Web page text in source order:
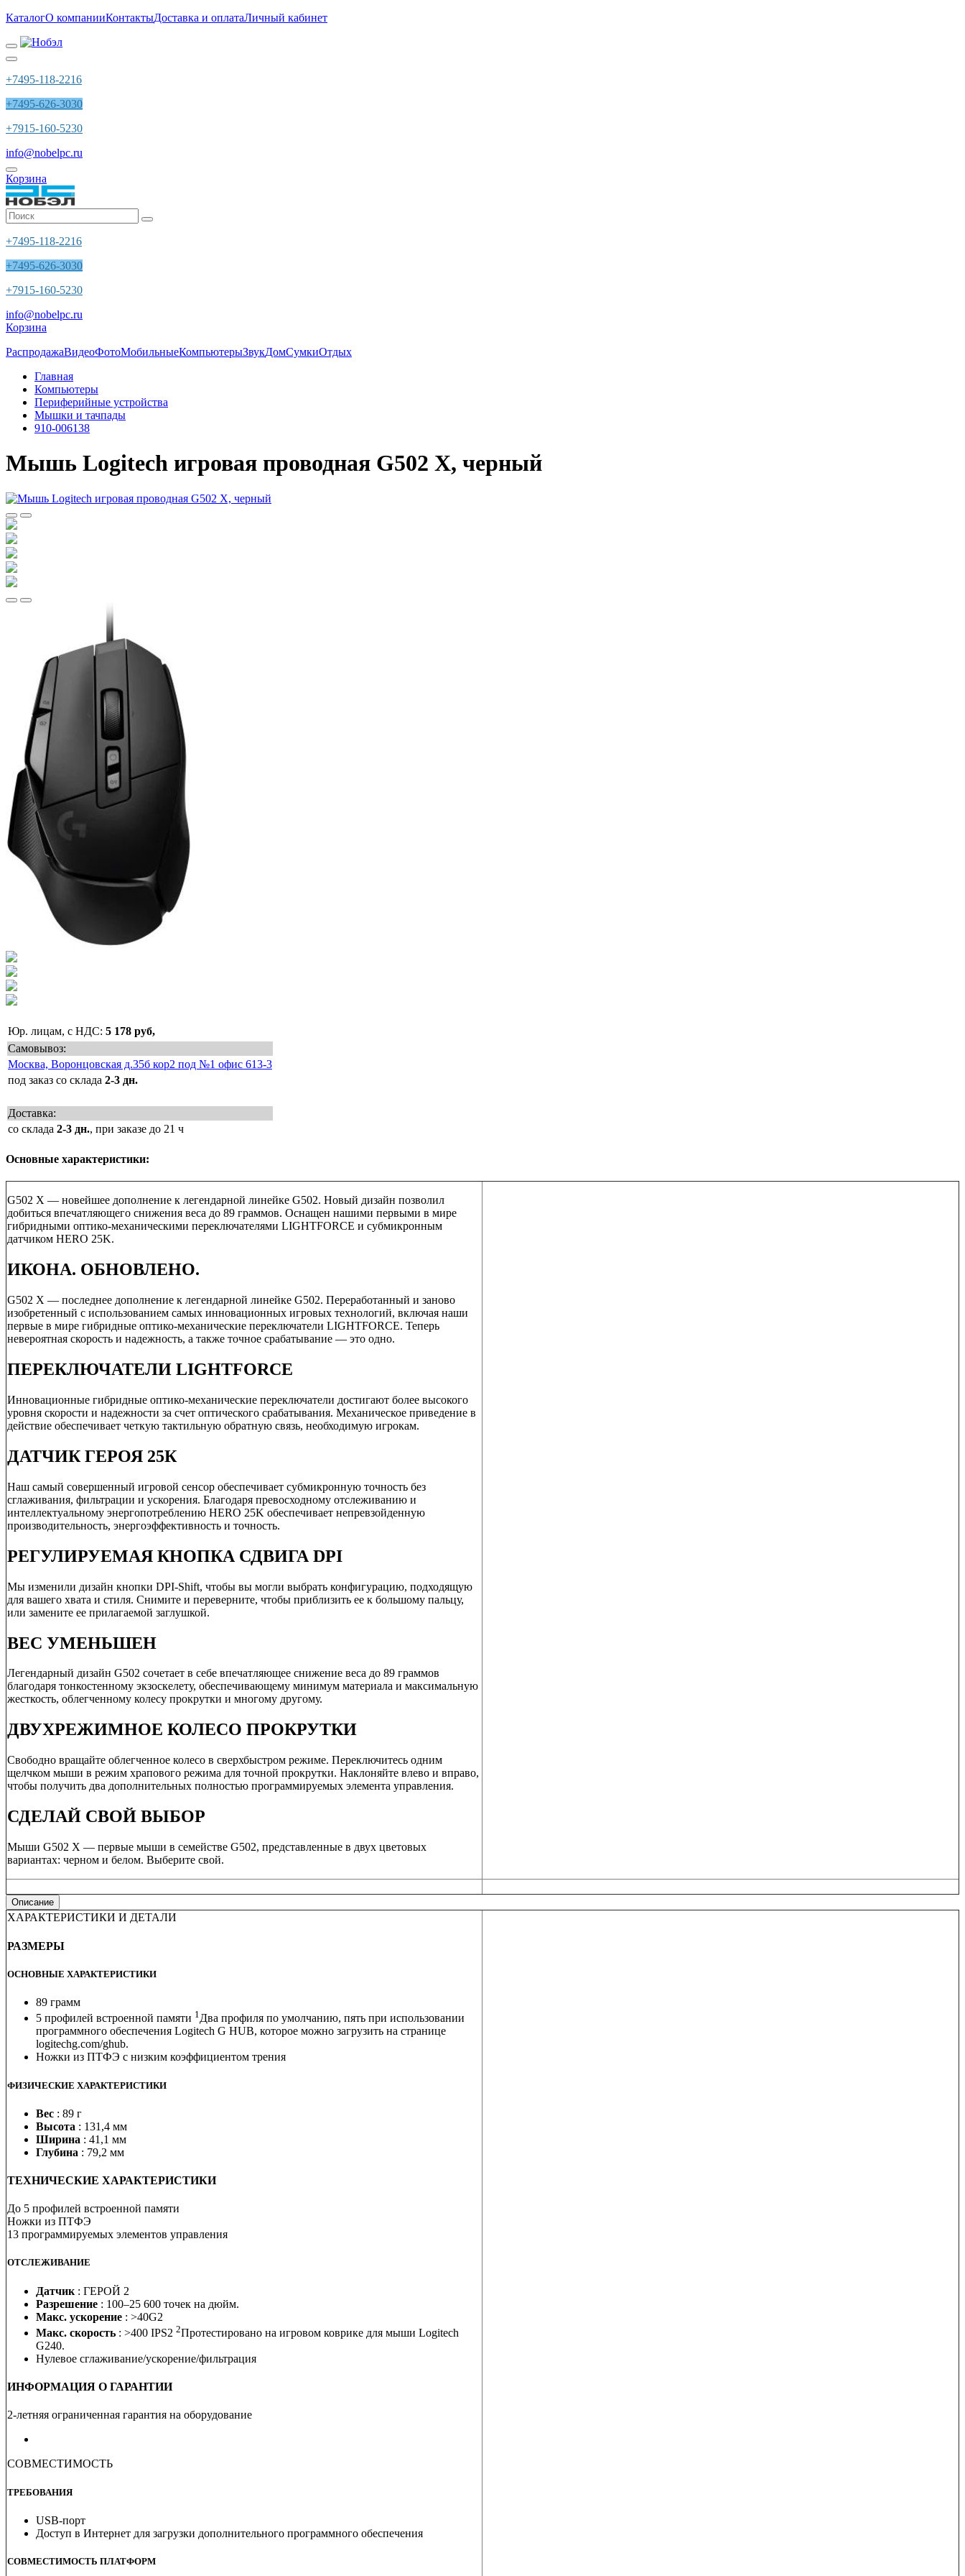
КаталогО компанииКонтактыДоставка и оплатаЛичный кабинет
+7495-118-2216
+7495-626-3030
+7915-160-5230
info@nobelpc.ru
Корзина
+7495-118-2216
+7495-626-3030
+7915-160-5230
info@nobelpc.ru
Корзина
РаспродажаВидеоФотоМобильныеКомпьютерыЗвукДомСумкиОтдых
Главная
Компьютеры
Периферийные устройства
Мышки и тачпады
910-006138
Мышь Logitech игровая проводная G502 X, черный
Юр. лицам, с НДС: 5 178 руб,
Самовывоз:
Москва, Воронцовская д.35б кор2 под №1 офис 613-3
под заказ со склада 2-3 дн.
Доставка:
со склада 2-3 дн., при заказе до 21 ч
Основные характеристики:
G502 X — новейшее дополнение к легендарной линейке G502. Новый дизайн позволил
добиться впечатляющего снижения веса до 89 граммов. Оснащен нашими первыми в мире
гибридными оптико-механическими переключателями LIGHTFORCE и субмикронным
датчиком HERO 25K.
ИКОНА. ОБНОВЛЕНО.
G502 X — последнее дополнение к легендарной линейке G502. Переработанный и заново
изобретенный с использованием самых инновационных игровых технологий, включая наши
первые в мире гибридные оптико-механические переключатели LIGHTFORCE. Теперь
невероятная скорость и надежность, а также точное срабатывание — это одно.
ПЕРЕКЛЮЧАТЕЛИ LIGHTFORCE
Инновационные гибридные оптико-механические переключатели достигают более высокого
уровня скорости и надежности за счет оптического срабатывания. Механическое приведение в
действие обеспечивает четкую тактильную обратную связь, необходимую игрокам.
ДАТЧИК ГЕРОЯ 25К
Наш самый совершенный игровой сенсор обеспечивает субмикронную точность без
сглаживания, фильтрации и ускорения. Благодаря превосходному отслеживанию и
интеллектуальному энергопотреблению HERO 25K обеспечивает непревзойденную
производительность, энергоэффективность и точность.
РЕГУЛИРУЕМАЯ КНОПКА СДВИГА DPI
Мы изменили дизайн кнопки DPI-Shift, чтобы вы могли выбрать конфигурацию, подходящую
для вашего хвата и стиля. Снимите и переверните, чтобы приблизить ее к большому пальцу,
или замените ее прилагаемой заглушкой.
ВЕС УМЕНЬШЕН
Легендарный дизайн G502 сочетает в себе впечатляющее снижение веса до 89 граммов
благодаря тонкостенному экзоскелету, обеспечивающему минимум материала и максимальную
жесткость, облегченному колесу прокрутки и многому другому.
ДВУХРЕЖИМНОЕ КОЛЕСО ПРОКРУТКИ
Свободно вращайте облегченное колесо в сверхбыстром режиме. Переключитесь одним
щелчком мыши в режим храпового режима для точной прокрутки. Наклоняйте влево и вправо,
чтобы получить два дополнительных полностью программируемых элемента управления.
СДЕЛАЙ СВОЙ ВЫБОР
Мыши G502 X — первые мыши в семействе G502, представленные в двух цветовых
вариантах: черном и белом. Выберите свой.
Описание
ХАРАКТЕРИСТИКИ И ДЕТАЛИ
РАЗМЕРЫ
ОСНОВНЫЕ ХАРАКТЕРИСТИКИ
89 грамм
5 профилей встроенной памяти 1Два профиля по умолчанию, пять при использовании
программного обеспечения Logitech G HUB, которое можно загрузить на странице
logitechg.com/ghub.
Ножки из ПТФЭ с низким коэффициентом трения
ФИЗИЧЕСКИЕ ХАРАКТЕРИСТИКИ
Вес : 89 г
Высота : 131,4 мм
Ширина : 41,1 мм
Глубина : 79,2 мм
ТЕХНИЧЕСКИЕ ХАРАКТЕРИСТИКИ
До 5 профилей встроенной памяти
Ножки из ПТФЭ
13 программируемых элементов управления
ОТСЛЕЖИВАНИЕ
Датчик : ГЕРОЙ 2
Разрешение : 100–25 600 точек на дюйм.
Макс. ускорение : >40G2
Макс. скорость : >400 IPS2 2Протестировано на игровом коврике для мыши Logitech
G240.
Нулевое сглаживание/ускорение/фильтрация
ИНФОРМАЦИЯ О ГАРАНТИИ
2-летняя ограниченная гарантия на оборудование
СОВМЕСТИМОСТЬ
ТРЕБОВАНИЯ
USB-порт
Доступ в Интернет для загрузки дополнительного программного обеспечения
СОВМЕСТИМОСТЬ ПЛАТФОРМ